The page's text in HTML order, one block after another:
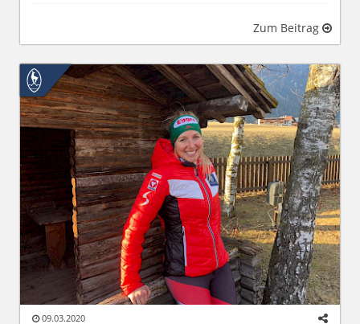
Zum Beitrag
09.03.2020